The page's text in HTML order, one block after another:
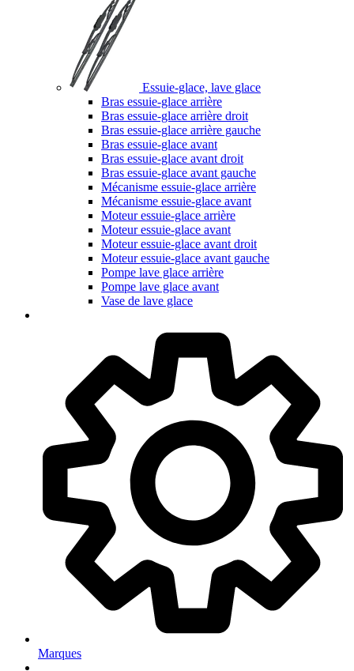
Essuie-glace, lave glace
Bras essuie-glace arrière
Bras essuie-glace arrière droit
Bras essuie-glace arrière gauche
Bras essuie-glace avant
Bras essuie-glace avant droit
Bras essuie-glace avant gauche
Mécanisme essuie-glace arrière
Mécanisme essuie-glace avant
Moteur essuie-glace arrière
Moteur essuie-glace avant
Moteur essuie-glace avant droit
Moteur essuie-glace avant gauche
Pompe lave glace arrière
Pompe lave glace avant
Vase de lave glace
Marques